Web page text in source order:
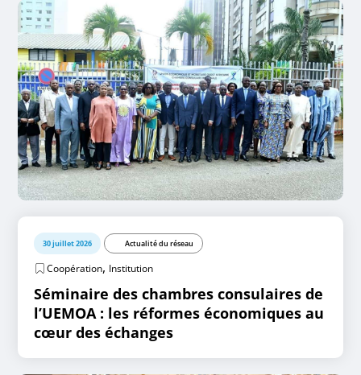
30 juillet 2026 Actualité du réseau
Coopération, Institution
Séminaire des chambres consulaires de
l’UEMOA : les réformes économiques au
cœur des échanges